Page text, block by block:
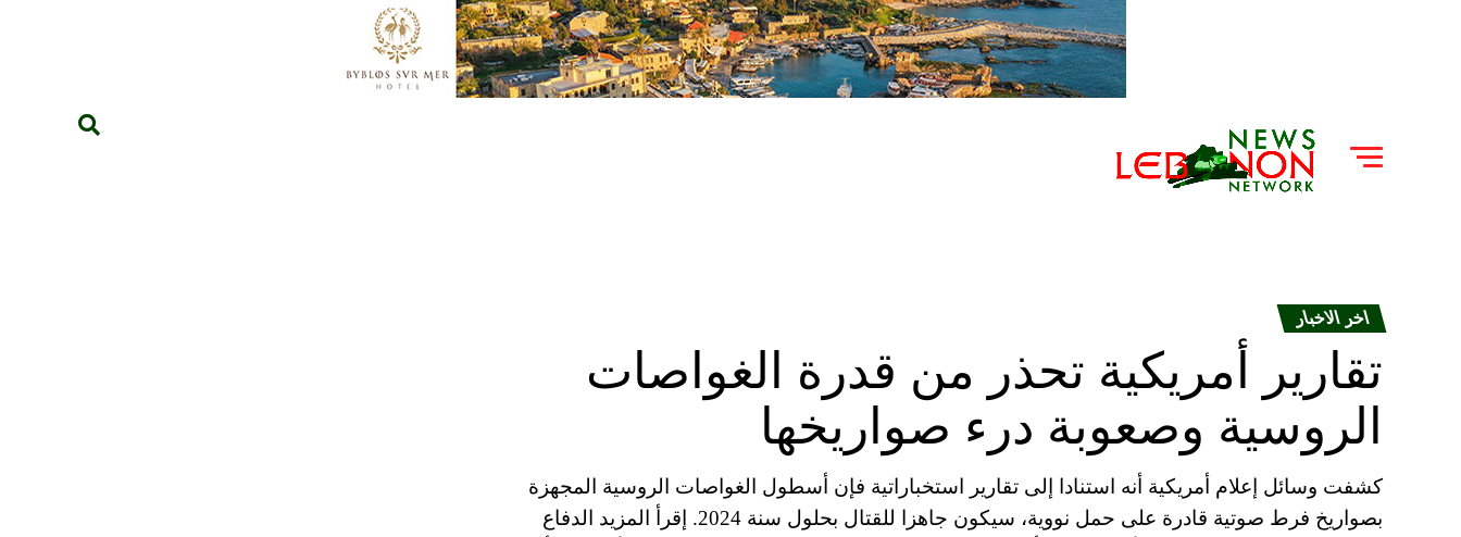
اخر الاخبار
تقارير أمريكية تحذر من قدرة الغواصات
الروسية وصعوبة درء صواريخها
كشفت وسائل إعلام أمريكية أنه استنادا إلى تقارير استخباراتية فإن أسطول الغواصات الروسية المجهزة
بصواريخ فرط صوتية قادرة على حمل نووية، سيكون جاهزا للقتال بحلول سنة 2024. إقرأ المزيد الدفاع